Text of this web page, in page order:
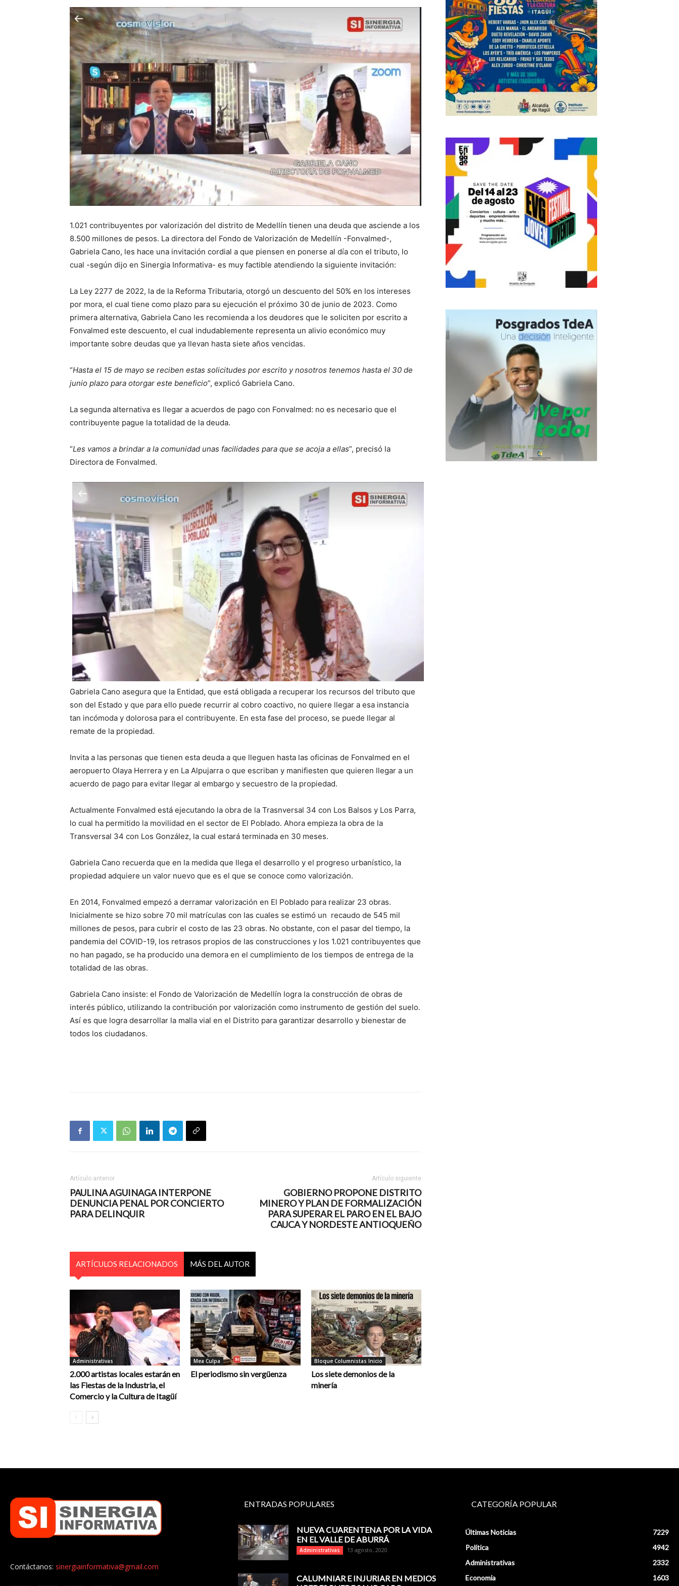
1.021 contribuyentes por valorización del distrito de Medellín tienen una deuda que asciende a los
8.500 millones de pesos. La directora del Fondo de Valorización de Medellín -Fonvalmed-,
Gabriela Cano, les hace una invitación cordial a que piensen en ponerse al día con el tributo, lo
cual -según dijo en Sinergia Informativa- es muy factible atendiendo la siguiente invitación:
La Ley 2277 de 2022, la de la Reforma Tributaria, otorgó un descuento del 50% en los intereses
por mora, el cual tiene como plazo para su ejecución el próximo 30 de junio de 2023. Como
primera alternativa, Gabriela Cano les recomienda a los deudores que le soliciten por escrito a
Fonvalmed este descuento, el cual indudablemente representa un alivio económico muy
importante sobre deudas que ya llevan hasta siete años vencidas.
“Hasta el 15 de mayo se reciben estas solicitudes por escrito y nosotros tenemos hasta el 30 de
junio plazo para otorgar este beneficio”, explicó Gabriela Cano.
La segunda alternativa es llegar a acuerdos de pago con Fonvalmed: no es necesario que el
contribuyente pague la totalidad de la deuda.
“Les vamos a brindar a la comunidad unas facilidades para que se acoja a ellas”, precisó la
Directora de Fonvalmed.
Gabriela Cano asegura que la Entidad, que está obligada a recuperar los recursos del tributo que
son del Estado y que para ello puede recurrir al cobro coactivo, no quiere llegar a esa instancia
tan incómoda y dolorosa para el contribuyente. En esta fase del proceso, se puede llegar al
remate de la propiedad.
Invita a las personas que tienen esta deuda a que lleguen hasta las oficinas de Fonvalmed en el
aeropuerto Olaya Herrera y en La Alpujarra o que escriban y manifiesten que quieren llegar a un
acuerdo de pago para evitar llegar al embargo y secuestro de la propiedad.
Actualmente Fonvalmed está ejecutando la obra de la Trasnversal 34 con Los Balsos y Los Parra,
lo cual ha permitido la movilidad en el sector de El Poblado. Ahora empieza la obra de la
Transversal 34 con Los González, la cual estará terminada en 30 meses.
Gabriela Cano recuerda que en la medida que llega el desarrollo y el progreso urbanístico, la
propiedad adquiere un valor nuevo que es el que se conoce como valorización.
En 2014, Fonvalmed empezó a derramar valorización en El Poblado para realizar 23 obras.
Inicialmente se hizo sobre 70 mil matrículas con las cuales se estimó un recaudo de 545 mil
millones de pesos, para cubrir el costo de las 23 obras. No obstante, con el pasar del tiempo, la
pandemia del COVID-19, los retrasos propios de las construcciones y los 1.021 contribuyentes que
no han pagado, se ha producido una demora en el cumplimiento de los tiempos de entrega de la
totalidad de las obras.
Gabriela Cano insiste: el Fondo de Valorización de Medellín logra la construcción de obras de
interés público, utilizando la contribución por valorización como instrumento de gestión del suelo.
Así es que logra desarrollar la malla vial en el Distrito para garantizar desarrollo y bienestar de
todos los ciudadanos.
Artículo anterior
PAULINA AGUINAGA INTERPONE
DENUNCIA PENAL POR CONCIERTO
PARA DELINQUIR
Artículo siguiente
GOBIERNO PROPONE DISTRITO
MINERO Y PLAN DE FORMALIZACIÓN
PARA SUPERAR EL PARO EN EL BAJO
CAUCA Y NORDESTE ANTIOQUEÑO
ARTÍCULOS RELACIONADOS MÁS DEL AUTOR
Administrativas
2.000 artistas locales estarán en
las Fiestas de la Industria, el
Comercio y la Cultura de Itagüí
Mea Culpa
El periodismo sin vergüenza
Bloque Columnistas Inicio
Los siete demonios de la
minería
Contáctanos: sinergiainformativa@gmail.com
ENTRADAS POPULARES
NUEVA CUARENTENA POR LA VIDA
EN EL VALLE DE ABURRÁ
Administrativas 13 agosto, 2020
CALUMNIAR E INJURIAR EN MEDIOS
CATEGORÍA POPULAR
Últimas Noticias
7229
Política
4942
Administrativas
2332
Economía
1603